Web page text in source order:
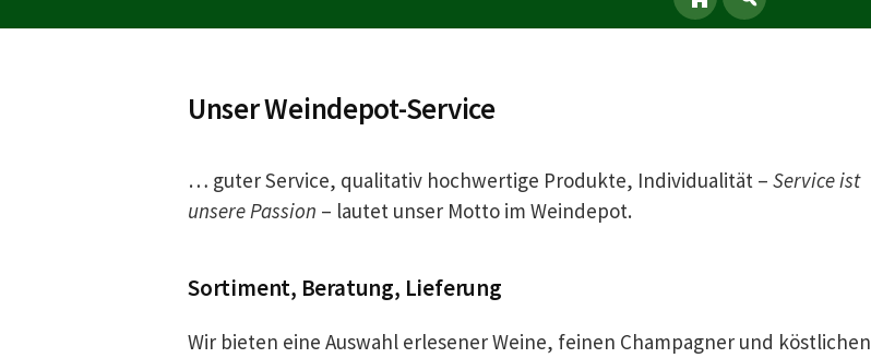
Unser Weindepot-Service
… guter Service, qualitativ hochwertige Produkte, Individualität – Service ist
unsere Passion – lautet unser Motto im Weindepot.
Sortiment, Beratung, Lieferung
Wir bieten eine Auswahl erlesener Weine, feinen Champagner und köstlichen